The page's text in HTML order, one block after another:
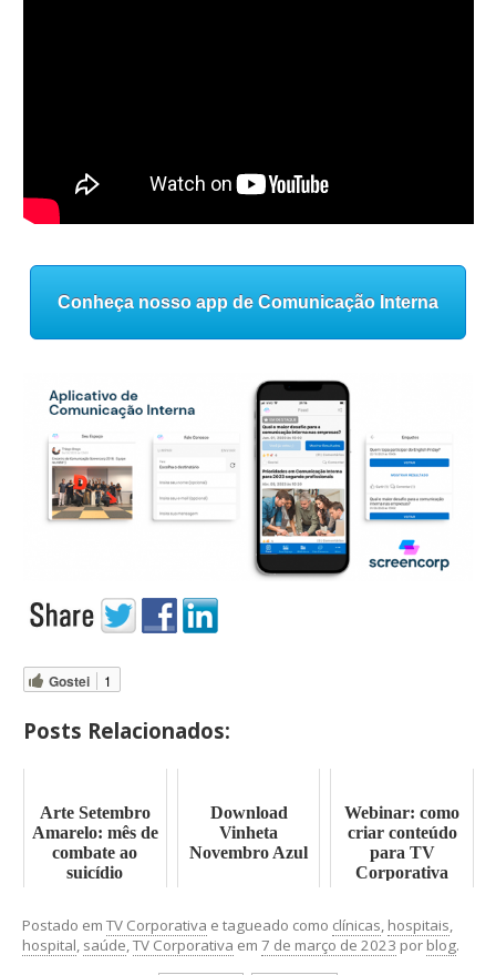
Conheça nosso app de Comunicação Interna
Gostei 1
Posts Relacionados:
Arte Setembro
Amarelo: mês de
combate ao
suicídio
Download
Vinheta
Novembro Azul
Webinar: como
criar conteúdo
para TV
Corporativa
Postado em TV Corporativa e tagueado como clínicas, hospitais,
hospital, saúde,TV Corporativa em 7 de março de 2023 por blog.